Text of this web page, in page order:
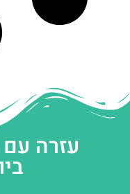
עזרה